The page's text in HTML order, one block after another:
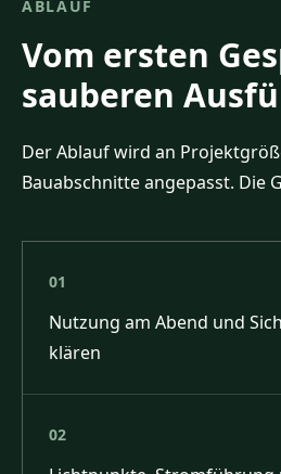
ABLAUF
Vom ersten
sauberen
Der Ablauf wird an
Bauabschnitte angepasst. Die
01
Nutzung am Abend und
klären
02